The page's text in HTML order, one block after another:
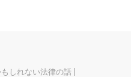
しれない法律の話